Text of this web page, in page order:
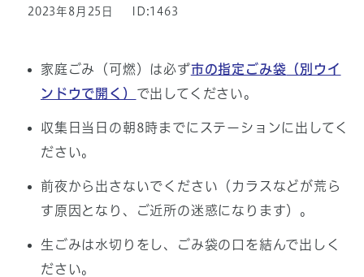
2023年8月25日 ID:1463
家庭ごみ（可燃）は必ず市の指定ごみ袋 （別ウイ
ンドウで開く） で出してください。
収集日当日の朝8時までにステーションに出してく
ださい。
前夜から出さないでください（カラスなどが荒ら
す原因となり、ご近所の迷惑になります）。
生ごみは水切りをし、ごみ袋の口を結んで出しく
ださい。